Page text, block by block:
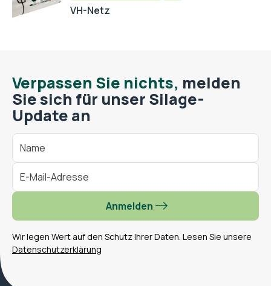
VH-Netz
Verpassen Sie nichts, melden
Sie sich für unser Silage-
Update an
Anmelden
Wir legen Wert auf den Schutz Ihrer Daten. Lesen Sie unsere
Datenschutzerklärung